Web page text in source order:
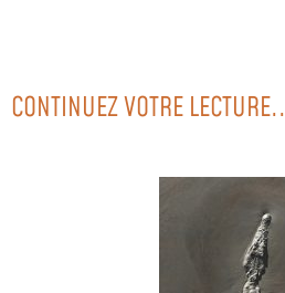
CONTINUEZ VOTRE LECTURE..